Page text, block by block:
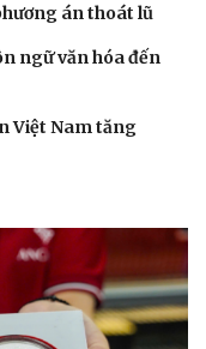
án thoát lũ
ngữ văn hóa đến
Việt Nam tăng